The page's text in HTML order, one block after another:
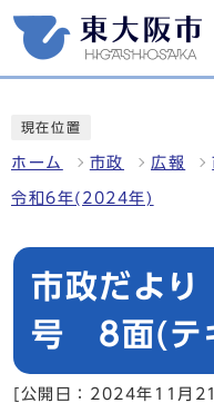
現在位置
ホーム 市政 広報
令和6年(2024年)
市政だよ
号 8面(テ
[公開日：2024年11月